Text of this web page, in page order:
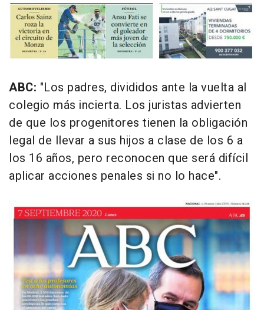
ABC: "Los padres, divididos ante la vuelta al
colegio más incierta. Los juristas advierten
de que los progenitores tienen la obligación
legal de llevar a sus hijos a clase de los 6 a
los 16 años, pero reconocen que será difícil
aplicar acciones penales si no lo hace".